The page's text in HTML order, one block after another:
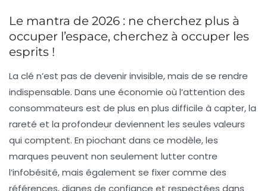
Le mantra de 2026 : ne cherchez plus à
occuper l’espace, cherchez à occuper les
esprits !
La clé n’est pas de devenir invisible, mais de se rendre
indispensable. Dans une économie où l’attention des
consommateurs est de plus en plus difficile à capter, la
rareté et la profondeur deviennent les seules valeurs
qui comptent. En piochant dans ce modèle, les
marques peuvent non seulement lutter contre
l’infobésité, mais également se fixer comme des
références, dignes de confiance et respectées dans